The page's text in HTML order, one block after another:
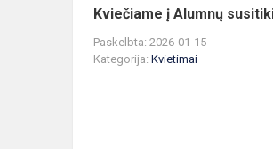
Kviečiame į Alumnų
Paskelbta: 2026-01-15
Kategorija: Kvietimai